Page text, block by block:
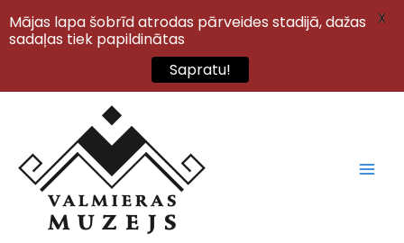
Mājas lapa šobrīd atrodas pārveides stadijā, dažas
sadaļas tiek papildinātas
Sapratu!
X